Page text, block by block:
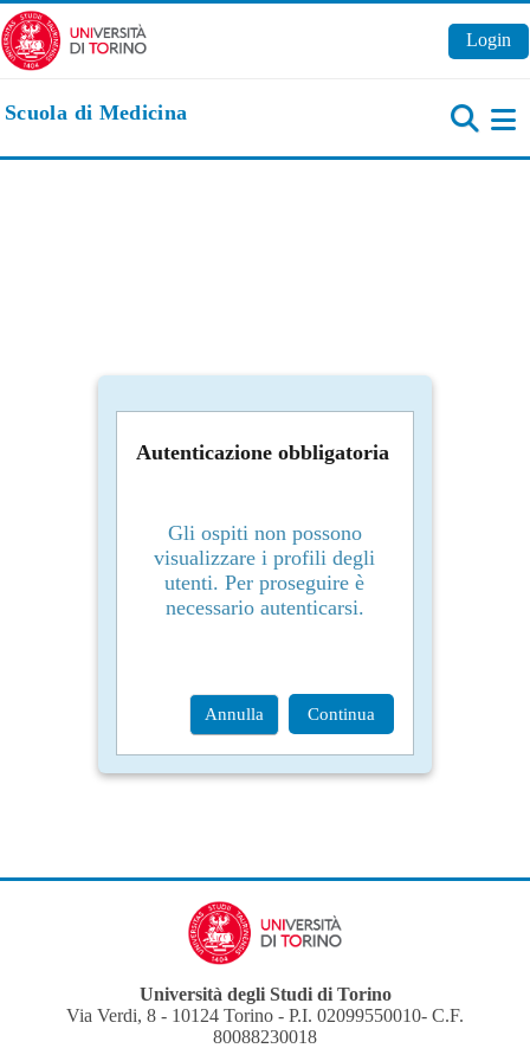
Vai al contenuto principale
Login
Scuola di Medicina
Autenticazione obbligatoria
Gli ospiti non possono
visualizzare i profili degli
utenti. Per proseguire è
necessario autenticarsi.
Annulla Continua
Università degli Studi di Torino
Via Verdi, 8 - 10124 Torino - P.I. 02099550010- C.F.
80088230018